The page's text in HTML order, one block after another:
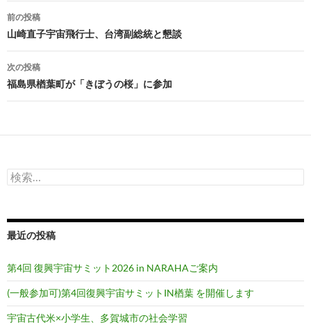
投
稿
ナ
ビ
ー
ョ
前の投稿
山崎直子宇宙飛行士、台湾副総統と懇談
次の投稿
福島県楢葉町が「きぼうの桜」に参加
検
索:
最近の投稿
第4回 復興宇宙サミット2026 in NARAHAご案内
(一般参加可)第4回復興宇宙サミットIN楢葉 を開催します
宇宙古代米×小学生、多賀城市の社会学習